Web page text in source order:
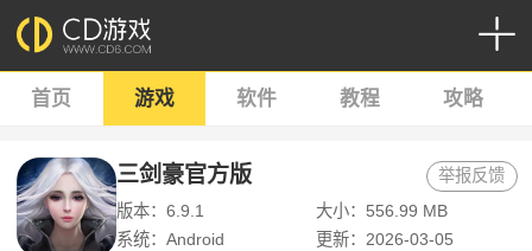
首页 游戏 软件 教程 攻略
三剑豪官方版
版本：6.9.1
大小：556.99 MB
系统：Android
更新：2026-03-05
举报反馈